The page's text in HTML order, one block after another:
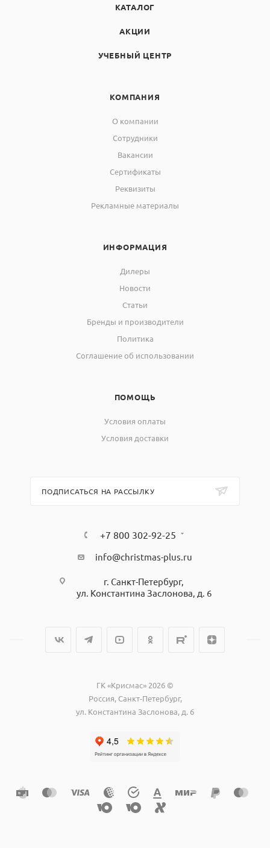
КАТАЛОГ
АКЦИИ
УЧЕБНЫЙ ЦЕНТР
КОМПАНИЯ
О компании
Сотрудники
Вакансии
Сертификаты
Реквизиты
Рекламные материалы
ИНФОРМАЦИЯ
Дилеры
Новости
Статьи
Бренды и производители
Политика
Соглашение об использовании
ПОМОЩЬ
Условия оплаты
Условия доставки
ПОДПИСАТЬСЯ НА РАССЫЛКУ
+7 800 302-92-25
info@christmas-plus.ru
г. Санкт-Петербург,
ул. Константина Заслонова, д. 6
ГК «Крисмас» 2026 ©
Россия, Санкт-Петербург,
ул. Константина Заслонова, д. 6